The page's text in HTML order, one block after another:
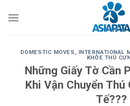
DOMESTIC MOVES , INTERNATIONAL
KHỎE THÚ
Những Giấy Tờ Cần
Khi Vận Chuyển
Tế???